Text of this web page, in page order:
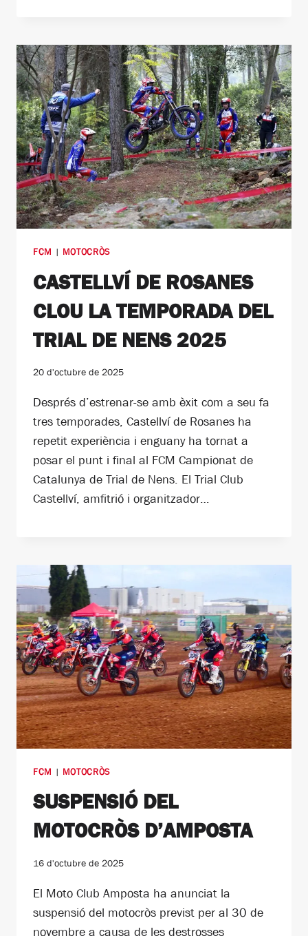
FCM | MOTOCRÒS
CASTELLVÍ DE ROSANES
CLOU LA TEMPORADA DEL
TRIAL DE NENS 2025
20 d'octubre de 2025
Després d’estrenar-se amb èxit com a seu fa
tres temporades, Castellví de Rosanes ha
repetit experiència i enguany ha tornat a
posar el punt i final al FCM Campionat de
Catalunya de Trial de Nens. El Trial Club
Castellví, amfitrió i organitzador…
FCM | MOTOCRÒS
SUSPENSIÓ DEL
MOTOCRÒS D’AMPOSTA
16 d'octubre de 2025
El Moto Club Amposta ha anunciat la
suspensió del motocròs previst per al 30 de
novembre a causa de les destrosses